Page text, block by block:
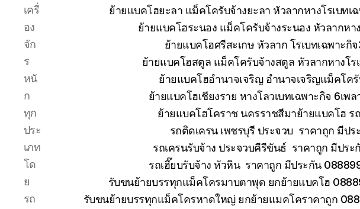
เครื่
อง
จัก
ร
หนั
ก
ทุก
ประ
เภท
โด
ย
รถ
ย้ายแบคโฮยะลา แม็คโครับจ้างยะลา หัวลากหางโรเบทเ
ย้ายแบคโฮระนอง แม็คโครับจ้างระนอง หัวลากหา
ย้ายแบคโฮศรีสะเกษ หัวลาก โรเบทเฉพาะกิ
ย้ายแบคโฮสตูล แม็คโครับจ้างสตูล หัวลากหางโร
ย้ายแบคโฮอำนาจเจริญ อำนาจเจริญแม็คโครั
ย้ายแบคโฮเชียงราย หางโลวเบทเฉพาะกิจ 6เ
ย้ายแบคโฮโคราช นครราชสีมาย้ายแบคโฮ
รถติดเครน เพชรบุรี ประจวบ ราคาถูก มีปร
รถเครนรับจ้าง ประจวบคีรีขันธ์ ราคาถูก มีประ
รถเฮี๊ยบรับจ้าง หัวหิน ราคาถูก มีประกัน
รับขนย้ายบรรทุกแม็คโครมาบตาพุด ยกย้ายแบคโฮ
รับขนย้ายบรรทุกแม็คโครหาดใหญ่ ยกย้ายแมคโคราคาถูก